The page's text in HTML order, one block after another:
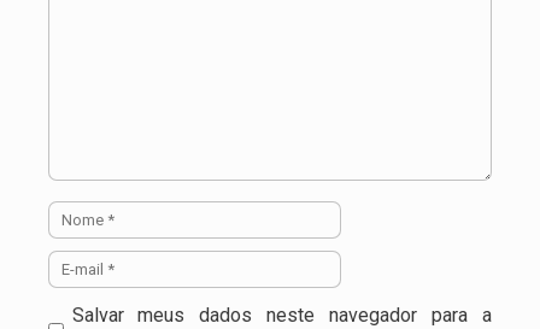
Nome
E-
mail
Salvar meus dados neste navegador para a